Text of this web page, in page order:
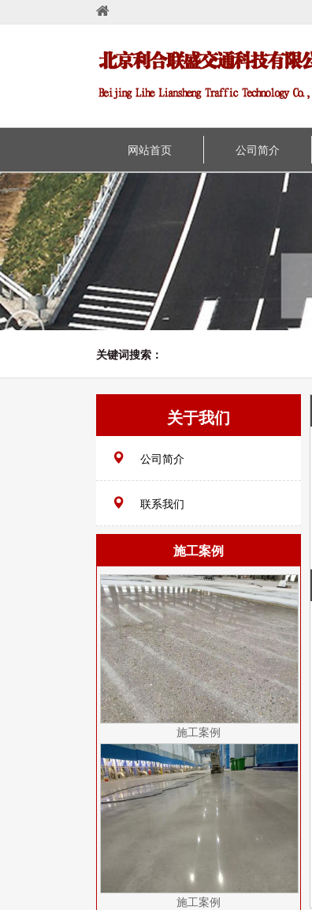
网站首页 公司简介
关键词搜索：
关于我们
公司简介
联系我们
施工案例
施工案例
施工案例